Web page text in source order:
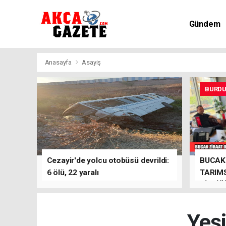
Gündem
Anasayfa Asayiş
Cezayir'de yolcu otobüsü devrildi:
6 ölü, 22 yaralı